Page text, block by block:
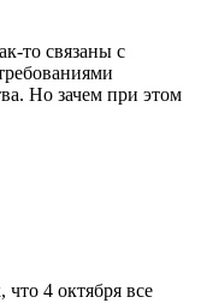
то связаны с
Но зачем при этом
4 октября все